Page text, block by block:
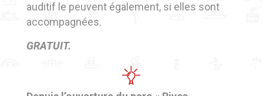
auditif le peuvent également, si elles sont
accompagnées.
GRATUIT.